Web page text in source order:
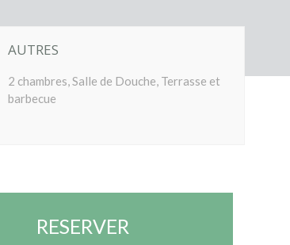
AUTRES
2 chambres, Salle de Douche, Terrasse et
barbecue
RESERVER